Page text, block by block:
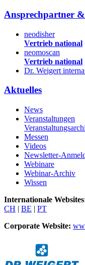
Ansprechpartner
neodisher
Vertrieb national
neomoscan
Vertrieb national
Dr. Weigert
Aktuelles
News
Veranstaltungen
Messen
Videos
Newsletter-
Webinare
Webinar-Archiv
Wissen
Internationale
CH | BE | PT
Corporate Website: